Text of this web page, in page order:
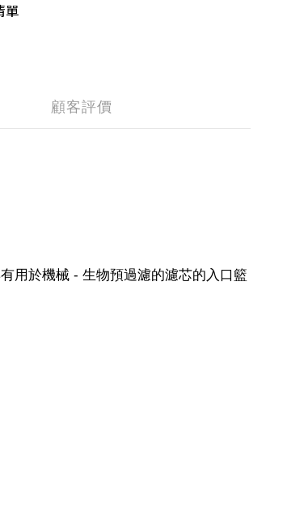
單
顧客評價
用於機械 - 生物預過濾的濾芯的入口籃